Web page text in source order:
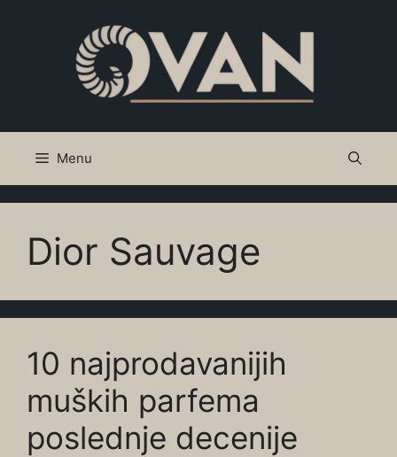
Menu
Dior Sauvage
10 najprodavanijih
muških parfema
poslednje decenije